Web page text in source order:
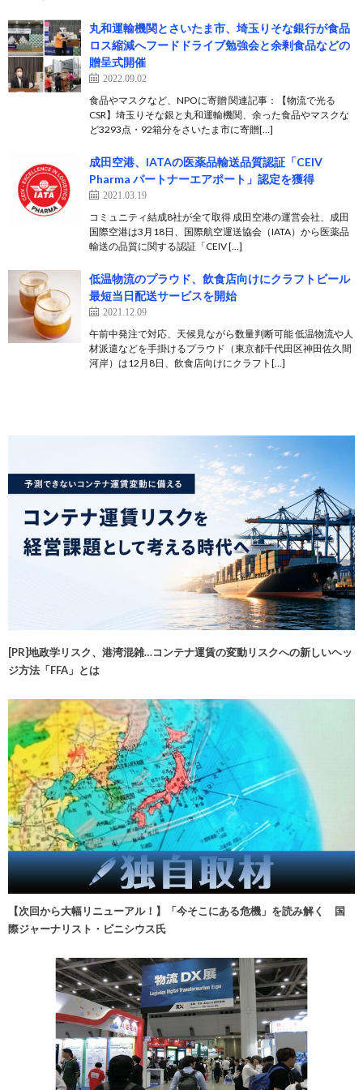
丸和運輸機関とさいたま市、埼玉りそな銀行が食品
ロス縮減へフードドライブ勉強会と余剰食品などの
贈呈式開催
2022.09.02
食品やマスクなど、NPOに寄贈 関連記事：【物流で光る
CSR】埼玉りそな銀と丸和運輸機関、余った食品やマスクな
ど3293点・92箱分をさいたま市に寄贈[…]
成田空港、IATAの医薬品輸送品質認証「CEIV
Pharma パートナーエアポート」認定を獲得
2021.03.19
コミュニティ結成8社が全て取得 成田空港の運営会社、成田
国際空港は3月18日、国際航空運送協会（IATA）から医薬品
輸送の品質に関する認証「CEIV […]
低温物流のプラウド、飲食店向けにクラフトビール
最短当日配送サービスを開始
2021.12.09
午前中発注で対応、天候見ながら数量判断可能 低温物流や人
材派遣などを手掛けるプラウド（東京都千代田区神田佐久間
河岸）は12月8日、飲食店向けにクラフト[…]
[PR]地政学リスク、港湾混雑…コンテナ運賃の変動リスクへの新しいヘッ
ジ方法「FFA」とは
【次回から大幅リニューアル！】「今そこにある危機」を読み解く 国
際ジャーナリスト・ビニシウス氏